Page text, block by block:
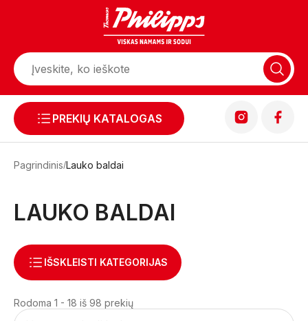
PREKIŲ KATALOGAS
Pagrindinis Lauko baldai
LAUKO BALDAI
IŠSKLEISTI KATEGORIJAS
Rodoma 1 - 18 iš 98 prekių